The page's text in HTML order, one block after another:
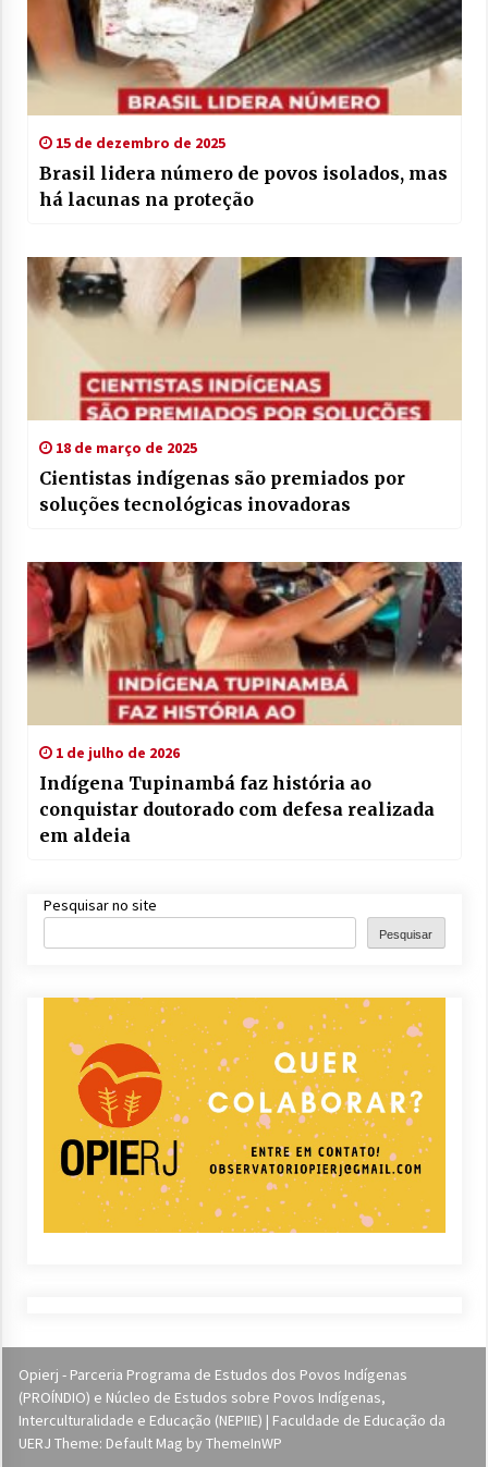
15 de dezembro de 2025
Brasil lidera número de povos isolados, mas
há lacunas na proteção
18 de março de 2025
Cientistas indígenas são premiados por
soluções tecnológicas inovadoras
1 de julho de 2026
Indígena Tupinambá faz história ao
conquistar doutorado com defesa realizada
em aldeia
Pesquisar no site
Pesquisar
Opierj - Parceria Programa de Estudos dos Povos Indígenas
(PROÍNDIO) e Núcleo de Estudos sobre Povos Indígenas,
Interculturalidade e Educação (NEPIIE) | Faculdade de Educação da
UERJ Theme: Default Mag by ThemeInWP